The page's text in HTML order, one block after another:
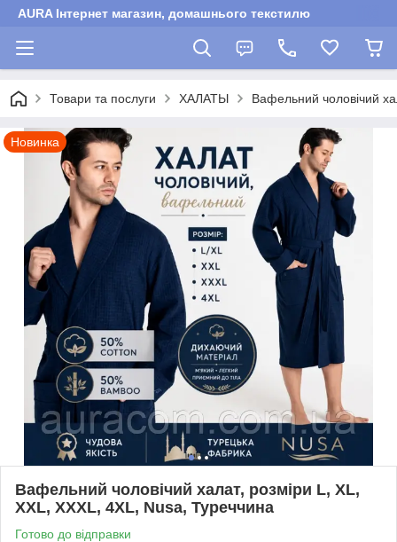
AURA Інтернет магазин, домашнього текстилю
Товари та послуги ХАЛАТЫ Вафельний чоловічий
Новинка
Вафельний чоловічий халат, розміри L, XL,
XXL, XXXL, 4XL, Nusa, Туреччина
Готово до відправки